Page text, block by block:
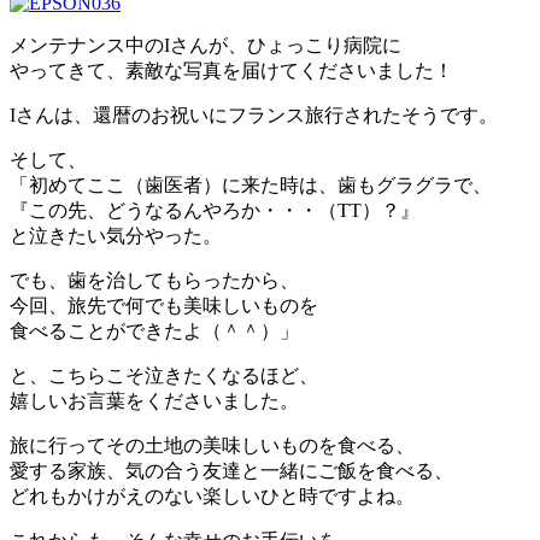
メンテナンス中のIさんが、ひょっこり病院に
やってきて、素敵な写真を届けてくださいました！
Iさんは、還暦のお祝いにフランス旅行されたそうです。
そして、
「初めてここ（歯医者）に来た時は、歯もグラグラで、
『この先、どうなるんやろか・・・（TT）？』
と泣きたい気分やった。
でも、歯を治してもらったから、
今回、旅先で何でも美味しいものを
食べることができたよ（＾＾）」
と、こちらこそ泣きたくなるほど、
嬉しいお言葉をくださいました。
旅に行ってその土地の美味しいものを食べる、
愛する家族、気の合う友達と一緒にご飯を食べる、
どれもかけがえのない楽しいひと時ですよね。